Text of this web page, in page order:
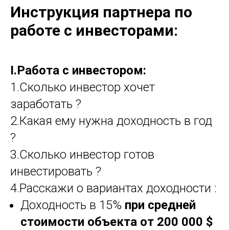
Инструкция партнера по
работе с инвесторами:
I.Работа с инвестором:
1.Сколько инвестор хочет
заработать ?
2.Какая ему нужна доходность в год
?
3.Сколько инвестор готов
инвестировать ?
4.Расскажи о вариантах доходности :
Доходность в 15% при средней
стоимости объекта от 200 000 $